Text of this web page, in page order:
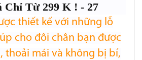
thiết kế với những lỗ
cho đôi chân bạn được
thoải mái và không bị bí,